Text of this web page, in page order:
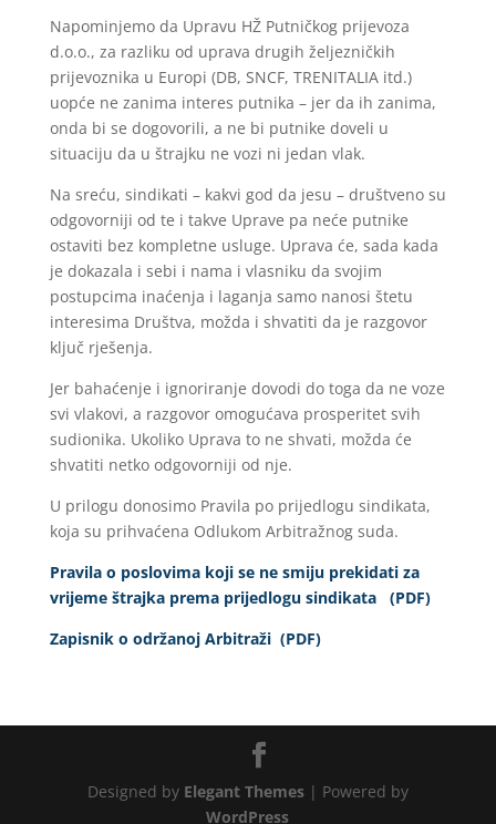
Napominjemo da Upravu HŽ Putničkog prijevoza
d.o.o., za razliku od uprava drugih željezničkih
prijevoznika u Europi (DB, SNCF, TRENITALIA itd.)
uopće ne zanima interes putnika – jer da ih zanima,
onda bi se dogovorili, a ne bi putnike doveli u
situaciju da u štrajku ne vozi ni jedan vlak.
Na sreću, sindikati – kakvi god da jesu – društveno su
odgovorniji od te i takve Uprave pa neće putnike
ostaviti bez kompletne usluge. Uprava će, sada kada
je dokazala i sebi i nama i vlasniku da svojim
postupcima inaćenja i laganja samo nanosi štetu
interesima Društva, možda i shvatiti da je razgovor
ključ rješenja.
Jer bahaćenje i ignoriranje dovodi do toga da ne voze
svi vlakovi, a razgovor omogućava prosperitet svih
sudionika. Ukoliko Uprava to ne shvati, možda će
shvatiti netko odgovorniji od nje.
U prilogu donosimo Pravila po prijedlogu sindikata,
koja su prihvaćena Odlukom Arbitražnog suda.
Pravila o poslovima koji se ne smiju prekidati za
vrijeme štrajka prema prijedlogu sindikata (PDF)
Zapisnik o održanoj Arbitraži (PDF)
Designed by Elegant Themes| Powered by
WordPress